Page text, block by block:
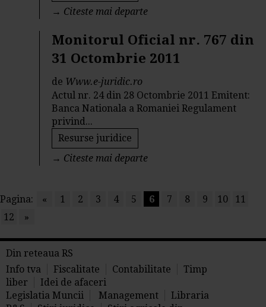
→ Citeste mai departe
Monitorul Oficial nr. 767 din
31 Octombrie 2011
de Www.e-juridic.ro
Actul nr. 24 din 28 Octombrie 2011 Emitent:
Banca Nationala a Romaniei Regulament
privind...
Resurse juridice
→ Citeste mai departe
Pagina: « 1 2 3 4 5 6 7 8 9 10
11
12
»
Din reteaua RS
Info tva
Fiscalitate Contabilitate
Timp
liber
Idei de afaceri
Legislatia Muncii
Management
Libraria